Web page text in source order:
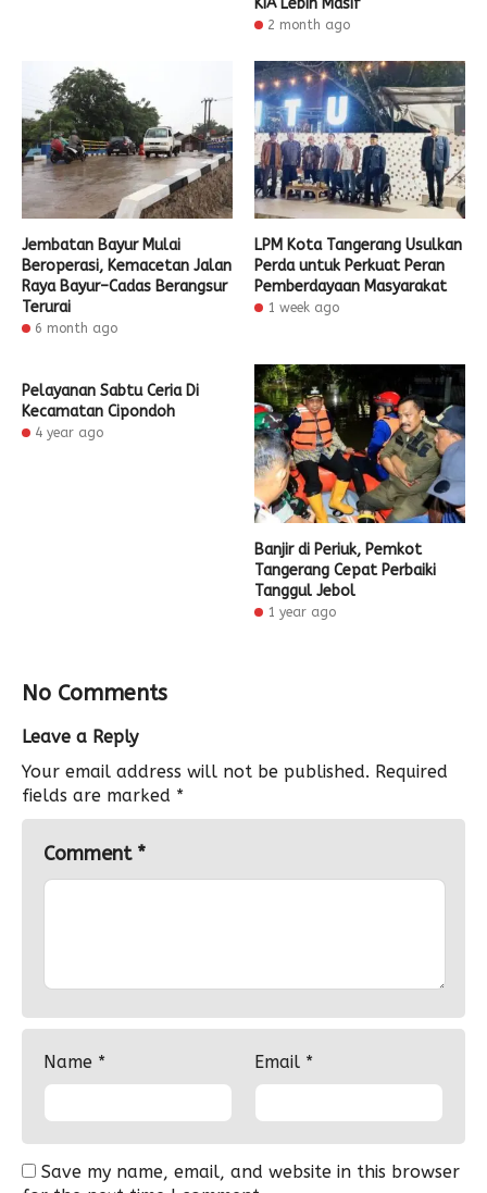
2 month ago
Jembatan Bayur Mulai
Beroperasi, Kemacetan Jalan
Raya Bayur–Cadas Berangsur
Terurai
6 month ago
LPM Kota Tangerang Usulkan
Perda untuk Perkuat Peran
Pemberdayaan Masyarakat
1 week ago
Pelayanan Sabtu Ceria Di
Kecamatan Cipondoh
4 year ago
Banjir di Periuk, Pemkot
Tangerang Cepat Perbaiki
Tanggul Jebol
1 year ago
No Comments
Leave a Reply
Your email address will not be published. Required
fields are marked *
Comment *
Name * Email *
Save my name, email, and website in this browser